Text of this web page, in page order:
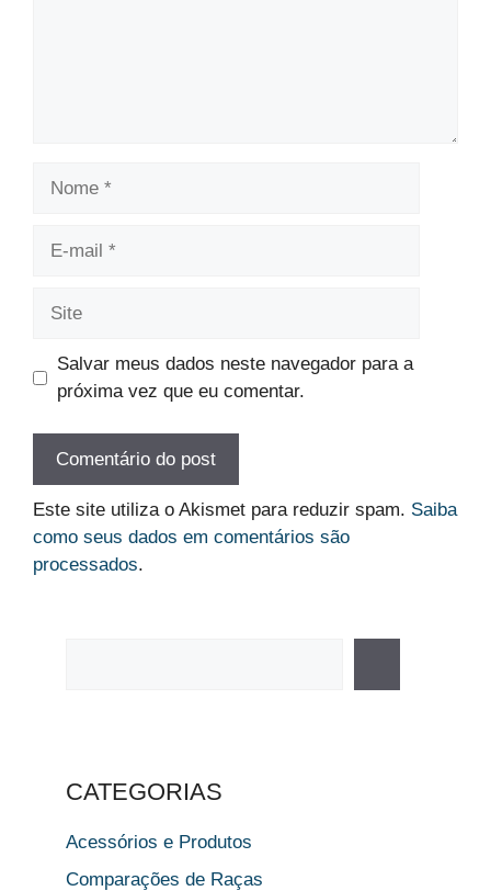
Salvar meus dados neste navegador para a
próxima vez que eu comentar.
Este site utiliza o Akismet para reduzir spam. Saiba
como seus dados em comentários são
processados.
CATEGORIAS
Acessórios e Produtos
Comparações de Raças